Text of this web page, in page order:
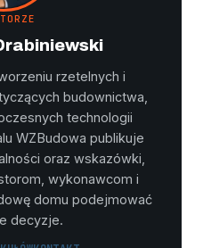
rzetelnych i
budownictwa,
technologii
WZBudowa publikuje
oraz wskazówki,
wykonawcom i
domu podejmować
decyzje.